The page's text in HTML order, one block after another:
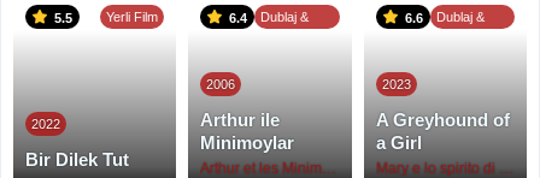
5.5 Yerli Film
2022
Bir Dilek Tut
6.4
Dublaj &
2006
Arthur ile
Minimoylar
Arthur et les Minimoys
6.6
Dublaj &
2023
A Greyhound of
a Girl